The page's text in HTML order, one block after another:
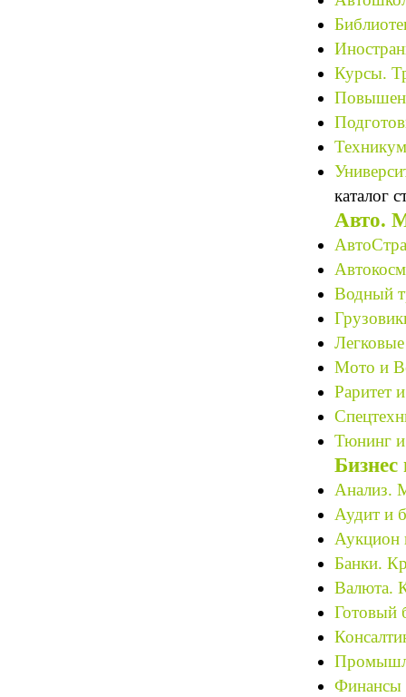
Курсы.
каталог
Авто.
Водный
Мото и
Раритет
Тюнинг
Анализ.
Аудит и
Аукцион
Банки.
Валюта.
Готовый
Финансы